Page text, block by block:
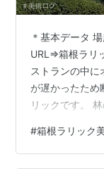
＊基本データ
URL⇒箱根ラリ
ストランの中に
が遅かったため
リックです。
ィード（風の精
1899年頃 。ジ
#箱根ラリック